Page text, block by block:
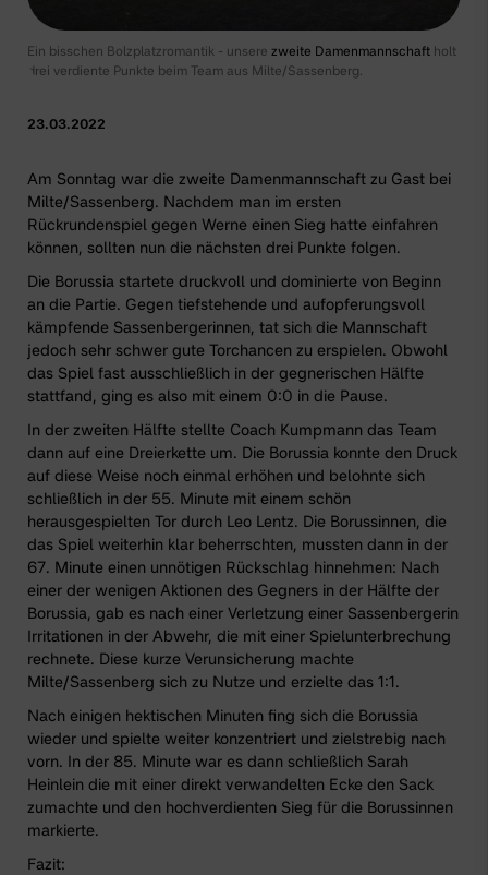
Ein bisschen Bolzplatzromantik - unsere zweite Damenmannschaft holt
drei verdiente Punkte beim Team aus Milte/Sassenberg.
23.03.2022
Am Sonntag war die zweite Damenmannschaft zu Gast bei
Milte/Sassenberg. Nachdem man im ersten
Rückrundenspiel gegen Werne einen Sieg hatte einfahren
können, sollten nun die nächsten drei Punkte folgen.
Die Borussia startete druckvoll und dominierte von Beginn
an die Partie. Gegen tiefstehende und aufopferungsvoll
kämpfende Sassenbergerinnen, tat sich die Mannschaft
jedoch sehr schwer gute Torchancen zu erspielen. Obwohl
das Spiel fast ausschließlich in der gegnerischen Hälfte
stattfand, ging es also mit einem 0:0 in die Pause.
In der zweiten Hälfte stellte Coach Kumpmann das Team
dann auf eine Dreierkette um. Die Borussia konnte den Druck
auf diese Weise noch einmal erhöhen und belohnte sich
schließlich in der 55. Minute mit einem schön
herausgespielten Tor durch Leo Lentz. Die Borussinnen, die
das Spiel weiterhin klar beherrschten, mussten dann in der
67. Minute einen unnötigen Rückschlag hinnehmen: Nach
einer der wenigen Aktionen des Gegners in der Hälfte der
Borussia, gab es nach einer Verletzung einer Sassenbergerin
Irritationen in der Abwehr, die mit einer Spielunterbrechung
rechnete. Diese kurze Verunsicherung machte
Milte/Sassenberg sich zu Nutze und erzielte das 1:1.
Nach einigen hektischen Minuten fing sich die Borussia
wieder und spielte weiter konzentriert und zielstrebig nach
vorn. In der 85. Minute war es dann schließlich Sarah
Heinlein die mit einer direkt verwandelten Ecke den Sack
zumachte und den hochverdienten Sieg für die Borussinnen
markierte.
Fazit: